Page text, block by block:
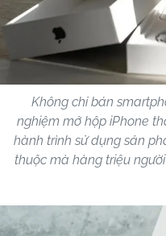
Không chỉ bán
nghiệm mở hộp iPhone
hành trình sử dụng sản
thuộc mà hàng triệu